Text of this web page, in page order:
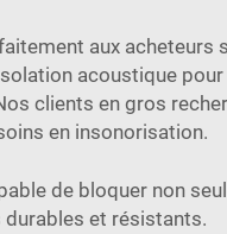
aux acheteurs
acoustique
clients en gros
en insonorisation.
de bloquer non
durables et résistants.